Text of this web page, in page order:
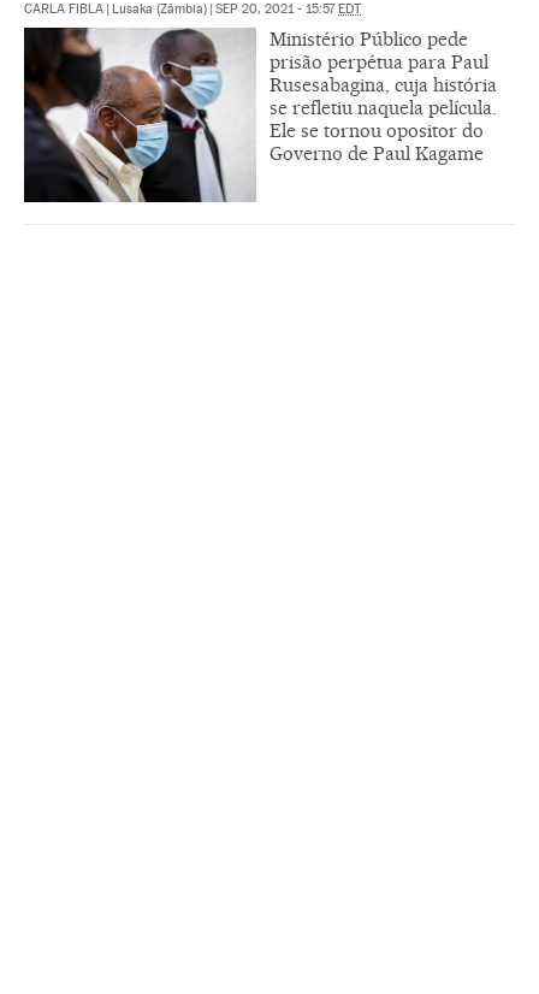
CARLA FIBLA Lusaka (Zâmbia) SEP 20, 2021 - 15:57 EDT
Ministério Público pede
prisão perpétua para Paul
Rusesabagina, cuja história
se refletiu naquela película.
Ele se tornou opositor do
Governo de Paul Kagame